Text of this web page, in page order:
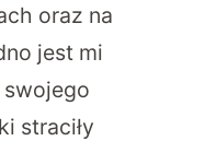
oraz na
jest mi
swojego
straciły